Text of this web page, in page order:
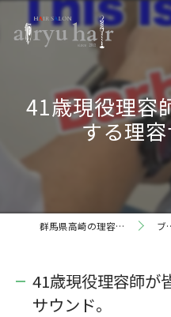
41歳現役理容
する理
群馬県高崎の理容室ならairyu hair ブログ
41歳現役理容師が
サウンド。